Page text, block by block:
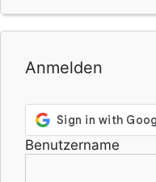
Anmelden
Benutzername